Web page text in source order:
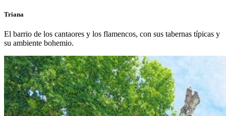
Triana
El barrio de los cantaores y los flamencos, con sus tabernas típicas y
su ambiente bohemio.